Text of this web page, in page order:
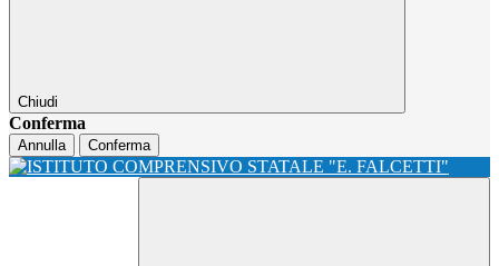
Chiudi
Conferma
Annulla Conferma